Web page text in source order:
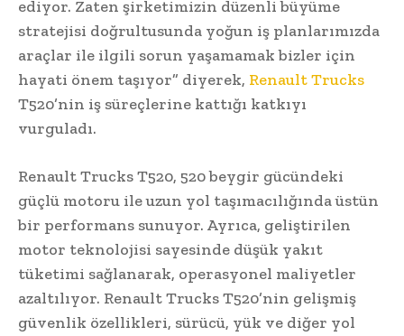
ediyor. Zaten şirketimizin düzenli büyüme
stratejisi doğrultusunda yoğun iş planlarımızda
araçlar ile ilgili sorun yaşamamak bizler için
hayati önem taşıyor” diyerek, Renault Trucks
T520’nin iş süreçlerine kattığı katkıyı
vurguladı.
Renault Trucks T520, 520 beygir gücündeki
güçlü motoru ile uzun yol taşımacılığında üstün
bir performans sunuyor. Ayrıca, geliştirilen
motor teknolojisi sayesinde düşük yakıt
tüketimi sağlanarak, operasyonel maliyetler
azaltılıyor. Renault Trucks T520’nin gelişmiş
güvenlik özellikleri, sürücü, yük ve diğer yol